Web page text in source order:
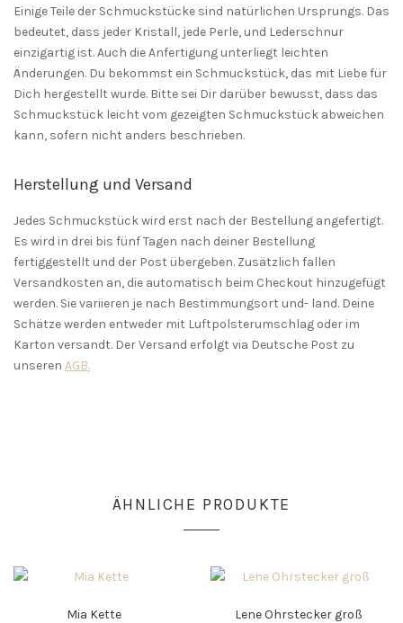
Einige Teile der Schmuckstücke sind natürlichen Ursprungs. Das
bedeutet, dass jeder Kristall, jede Perle, und Lederschnur
einzigartig ist. Auch die Anfertigung unterliegt leichten
Änderungen. Du bekommst ein Schmuckstück, das mit Liebe für
Dich hergestellt wurde. Bitte sei Dir darüber bewusst, dass das
Schmuckstück leicht vom gezeigten Schmuckstück abweichen
kann, sofern nicht anders beschrieben.
Herstellung und Versand
Jedes Schmuckstück wird erst nach der Bestellung angefertigt.
Es wird in drei bis fünf Tagen nach deiner Bestellung
fertiggestellt und der Post übergeben. Zusätzlich fallen
Versandkosten an, die automatisch beim Checkout hinzugefügt
werden. Sie variieren je nach Bestimmungsort und- land. Deine
Schätze werden entweder mit Luftpolsterumschlag oder im
Karton versandt. Der Versand erfolgt via Deutsche Post zu
unseren AGB.
ÄHNLICHE PRODUKTE
Mia Kette
Lene Ohrstecker groß